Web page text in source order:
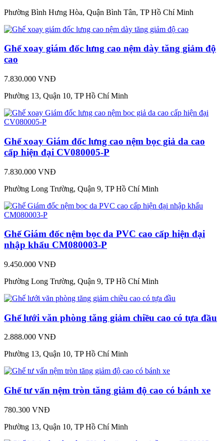
Phường Bình Hưng Hòa, Quận Bình Tân, TP Hồ Chí Minh
Ghế xoay giám đốc lưng cao nệm dày tăng giảm độ
cao
7.830.000 VNĐ
Phường 13, Quận 10, TP Hồ Chí Minh
Ghế xoay Giám đốc lưng cao nệm bọc giả da cao
cấp hiện đại CV080005-P
7.830.000 VNĐ
Phường Long Trường, Quận 9, TP Hồ Chí Minh
Ghế Giám đốc nệm bọc da PVC cao cấp hiện đại
nhập khẩu CM080003-P
9.450.000 VNĐ
Phường Long Trường, Quận 9, TP Hồ Chí Minh
Ghế lưới văn phòng tăng giảm chiều cao có tựa đầu
2.888.000 VNĐ
Phường 13, Quận 10, TP Hồ Chí Minh
Ghế tư vấn nệm tròn tăng giảm độ cao có bánh xe
780.300 VNĐ
Phường 13, Quận 10, TP Hồ Chí Minh